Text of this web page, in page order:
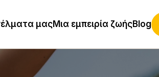
μαςΜια εμπειρία ζωήςBlog